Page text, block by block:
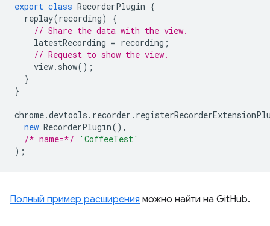
export class RecorderPlugin {
replay(recording)
{
// Share the data with the view.
latestRecording = recording ;
// Request to show the view.
view. show();
}
}
chrome.devtools . recorder .
new RecorderPlugin(),
/* name=*/
'CoffeeTest'
);
Полный пример расширения можно найти на GitHub.